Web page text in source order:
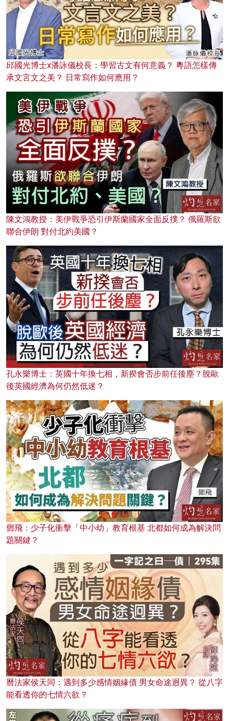
邱國光博士x潘詠儀校長：學習古文有何意義？ 粵語怎樣傳
承文言文之美？ 日常寫作如何應用？
陳文鴻教授：美伊戰爭恐引伊斯蘭國家全面反撲？ 俄羅斯欲
聯合伊朗 對付北約美國？
孔永樂博士：英國十年換七相，新揆會否步前任後塵？脫歐
後英國經濟為何仍然低迷？
鄧飛：少子化衝擊「中小幼」教育根基 北都如何成為解決問
題關鍵？
曆法家侯天同：遇到多少感情姻緣債 男女命途迥異？ 從八字
能看透你的七情六欲？